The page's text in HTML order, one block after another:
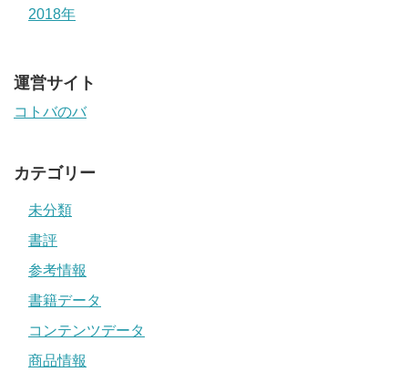
2018年
運営サイト
コトバのバ
カテゴリー
未分類
書評
参考情報
書籍データ
コンテンツデータ
商品情報